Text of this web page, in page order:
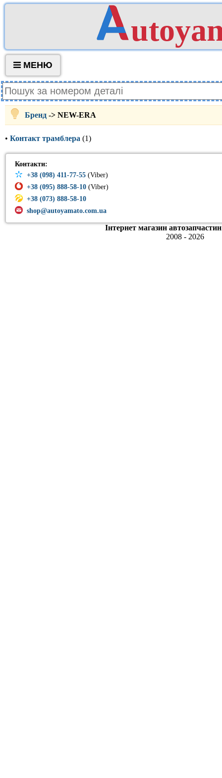
МЕНЮ
Бренд -> NEW-ERA
• Контакт трамблера (1)
Контакти:
+38 (098) 411-77-55 (Viber)
+38 (095) 888-58-10 (Viber)
+38 (073) 888-58-10
shop@autoyamato.com.ua
Інтернет магазин
2008 - 2026